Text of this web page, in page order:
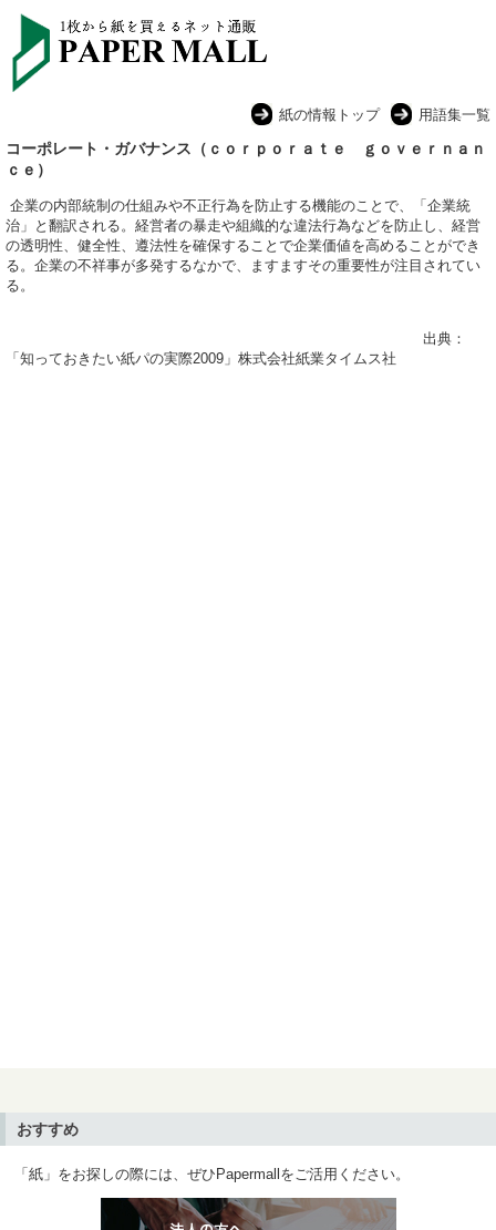
紙の情報トップ 用語集一覧
コーポレート・ガバナンス（ｃｏｒｐｏｒａｔｅ ｇｏｖｅｒｎａｎ
ｃｅ）
企業の内部統制の仕組みや不正行為を防止する機能のことで、「企業統
治」と翻訳される。経営者の暴走や組織的な違法行為などを防止し、経営
の透明性、健全性、遵法性を確保することで企業価値を高めることができ
る。企業の不祥事が多発するなかで、ますますその重要性が注目されてい
る。
出典：
「知っておきたい紙パの実際2009」株式会社紙業タイムス社
おすすめ
「紙」をお探しの際には、ぜひPapermallをご活用ください。